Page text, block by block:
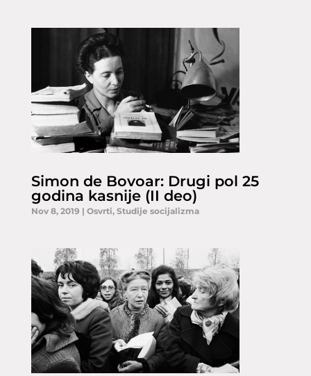
Simon de Bovoar: Drugi pol 25
godina kasnije (II deo)
Nov 8, 2019 | Osvrti, Studije socijalizma